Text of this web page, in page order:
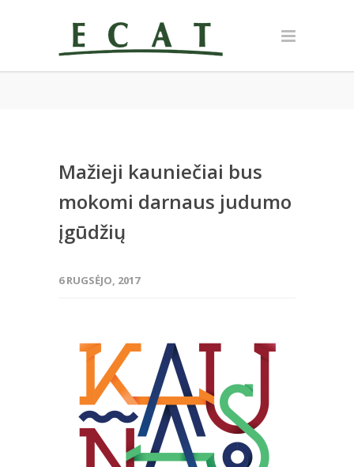
Mažieji kauniečiai bus
mokomi darnaus judumo
įgūdžių
6 RUGSĖJO, 2017